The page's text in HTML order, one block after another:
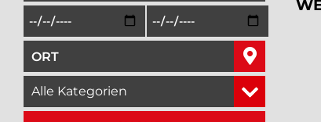
Beginn des Suchzeitraums in der Form Tag,
Ende des Suchzeitraums
geben Sie den Ort ein, in dem Sie suchen
wählen Sie eine Veranstaltungskategorie aus,